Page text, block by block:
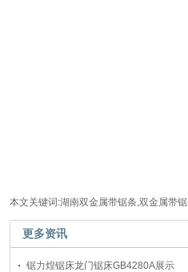
本文关键词:湖南双金属带锯条,双金属带
更多资讯
锯力煌锯床龙门锯床GB4280A展示